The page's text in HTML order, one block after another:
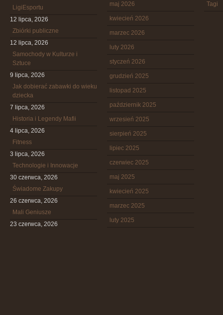
LigiEsportu
12 lipca, 2026
Zbiórki publiczne
12 lipca, 2026
Samochody w Kulturze i
Sztuce
9 lipca, 2026
Jak dobierać zabawki do wieku
dziecka
7 lipca, 2026
Historia i Legendy Mafii
4 lipca, 2026
Fitness
3 lipca, 2026
Technologie i Innowacje
30 czerwca, 2026
Świadome Zakupy
26 czerwca, 2026
Mali Geniusze
23 czerwca, 2026
maj 2026
kwiecień 2026
marzec 2026
luty 2026
styczeń 2026
grudzień 2025
listopad 2025
październik 2025
wrzesień 2025
sierpień 2025
lipiec 2025
czerwiec 2025
maj 2025
kwiecień 2025
marzec 2025
luty 2025
Tagi